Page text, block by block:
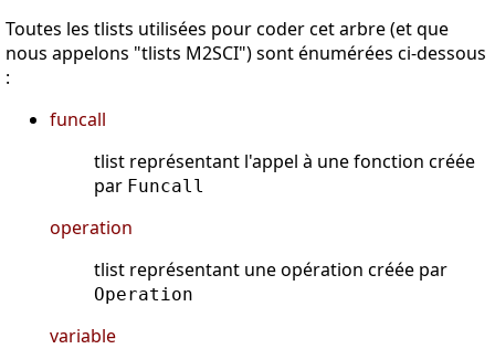
Toutes les tlists utilisées pour coder cet arbre (et que
nous appelons "tlists M2SCI") sont énumérées ci-dessous
:
funcall
tlist représentant l'appel à une fonction créée
par Funcall
operation
tlist représentant une opération créée par
Operation
variable